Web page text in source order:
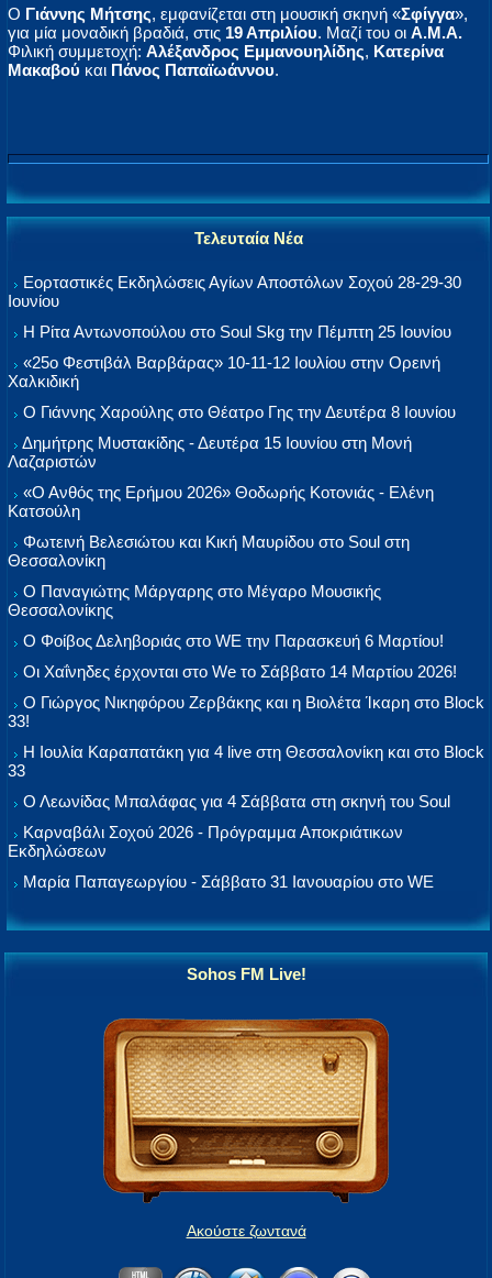
Ο Γιάννης Μήτσης, εμφανίζεται στη μουσική σκηνή «Σφίγγα»,
για μία μοναδική βραδιά, στις 19 Απριλίου. Μαζί του οι Α.Μ.Α.
Φιλική συμμετοχή: Αλέξανδρος Εμμανουηλίδης, Κατερίνα
Μακαβού και Πάνος Παπαϊωάννου.
Τελευταία Νέα
Εορταστικές Εκδηλώσεις Αγίων Αποστόλων Σοχού 28-29-30
Ιουνίου
Η Ρίτα Αντωνοπούλου στο Soul Skg την Πέμπτη 25 Ιουνίου
«25ο Φεστιβάλ Βαρβάρας» 10-11-12 Ιουλίου στην Ορεινή
Χαλκιδική
Ο Γιάννης Χαρούλης στο Θέατρο Γης την Δευτέρα 8 Ιουνίου
Δημήτρης Μυστακίδης - Δευτέρα 15 Ιουνίου στη Μονή
Λαζαριστών
«Ο Ανθός της Ερήμου 2026» Θοδωρής Κοτονιάς - Ελένη
Κατσούλη
Φωτεινή Βελεσιώτου και Κική Μαυρίδου στο Soul στη
Θεσσαλονίκη
Ο Παναγιώτης Μάργαρης στο Μέγαρο Μουσικής
Θεσσαλονίκης
Ο Φοίβος Δεληβοριάς στο WE την Παρασκευή 6 Μαρτίου!
Οι Χαΐνηδες έρχονται στο We το Σάββατο 14 Μαρτίου 2026!
Ο Γιώργος Νικηφόρου Ζερβάκης και η Βιολέτα Ίκαρη στο Block
33!
Η Ιουλία Καραπατάκη για 4 live στη Θεσσαλονίκη και στο Block
33
Ο Λεωνίδας Μπαλάφας για 4 Σάββατα στη σκηνή του Soul
Καρναβάλι Σοχού 2026 - Πρόγραμμα Αποκριάτικων
Εκδηλώσεων
Μαρία Παπαγεωργίου - Σάββατο 31 Ιανουαρίου στο WE
Sohos FM Live!
Ακούστε ζωντανά